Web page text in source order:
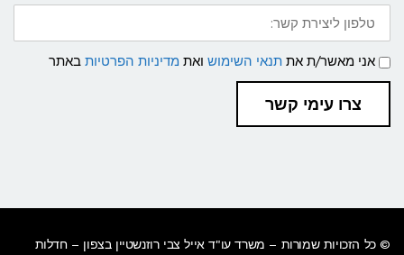
טלפון
ליצירת
קשר:
תנאי
שימוש
ומדיניות
פרטיות
אני מאשר/ת את תנאי השימוש ואת מדיניות הפרטיות באתר
צרו עימי קשר
© כל הזכויות שמורות – משרד עו"ד אייל צבי רוזנשטיין בצפון – חדלות